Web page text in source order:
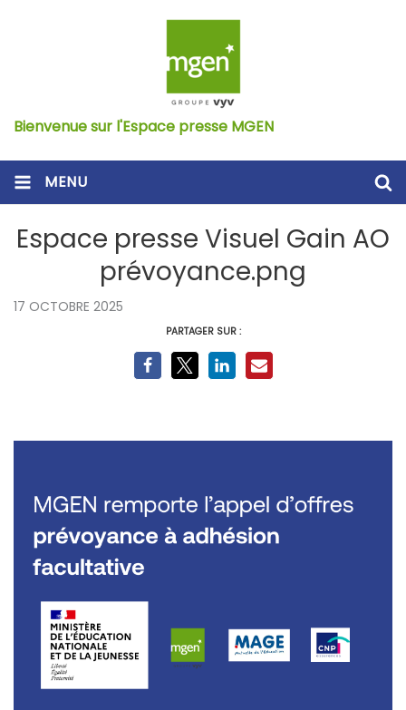
Bienvenue sur l'Espace presse MGEN
MENU
Espace presse Visuel Gain AO
prévoyance.png
17 OCTOBRE 2025
PARTAGER SUR :